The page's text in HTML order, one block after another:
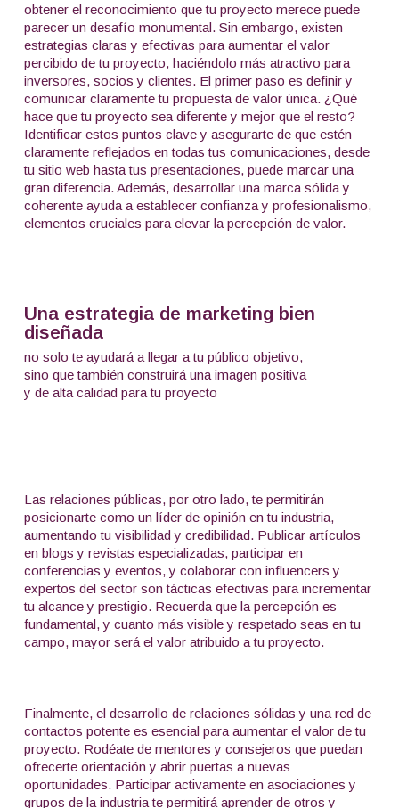
obtener el reconocimiento que tu proyecto merece puede
parecer un desafío monumental. Sin embargo, existen
estrategias claras y efectivas para aumentar el valor
percibido de tu proyecto, haciéndolo más atractivo para
inversores, socios y clientes. El primer paso es definir y
comunicar claramente tu propuesta de valor única. ¿Qué
hace que tu proyecto sea diferente y mejor que el resto?
Identificar estos puntos clave y asegurarte de que estén
claramente reflejados en todas tus comunicaciones, desde
tu sitio web hasta tus presentaciones, puede marcar una
gran diferencia. Además, desarrollar una marca sólida y
coherente ayuda a establecer confianza y profesionalismo,
elementos cruciales para elevar la percepción de valor.
Una estrategia de marketing bien
diseñada
no solo te ayudará a llegar a tu público objetivo,
sino que también construirá una imagen positiva
y de alta calidad para tu proyecto
Las relaciones públicas, por otro lado, te permitirán
posicionarte como un líder de opinión en tu industria,
aumentando tu visibilidad y credibilidad. Publicar artículos
en blogs y revistas especializadas, participar en
conferencias y eventos, y colaborar con influencers y
expertos del sector son tácticas efectivas para incrementar
tu alcance y prestigio. Recuerda que la percepción es
fundamental, y cuanto más visible y respetado seas en tu
campo, mayor será el valor atribuido a tu proyecto.
Finalmente, el desarrollo de relaciones sólidas y una red de
contactos potente es esencial para aumentar el valor de tu
proyecto. Rodéate de mentores y consejeros que puedan
ofrecerte orientación y abrir puertas a nuevas
oportunidades. Participar activamente en asociaciones y
grupos de la industria te permitirá aprender de otros y